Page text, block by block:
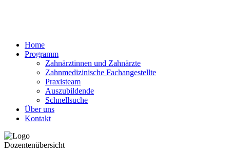
Home
Programm
Zahnärztinnen und Zahnärzte
Zahnmedizinische Fachangestellte
Praxisteam
Auszubildende
Schnellsuche
Über uns
Kontakt
Dozentenübersicht